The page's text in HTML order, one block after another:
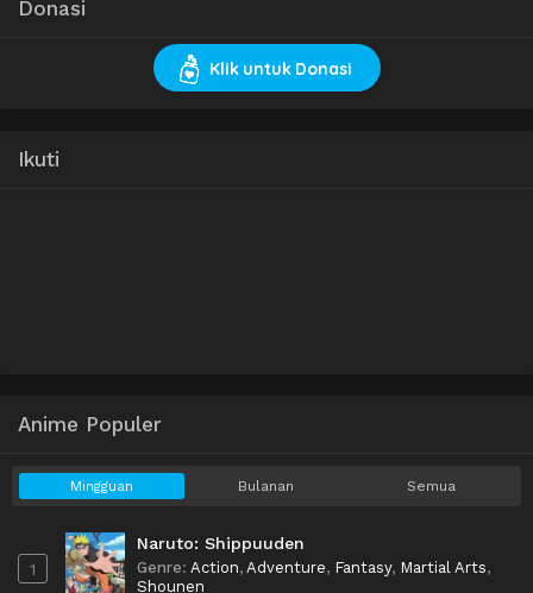
Donasi
Klik untuk Donasi
Ikuti
Anime Populer
Mingguan Bulanan Semua
1
Naruto: Shippuuden
Genre: Action, Adventure, Fantasy, Martial Arts,
Shounen